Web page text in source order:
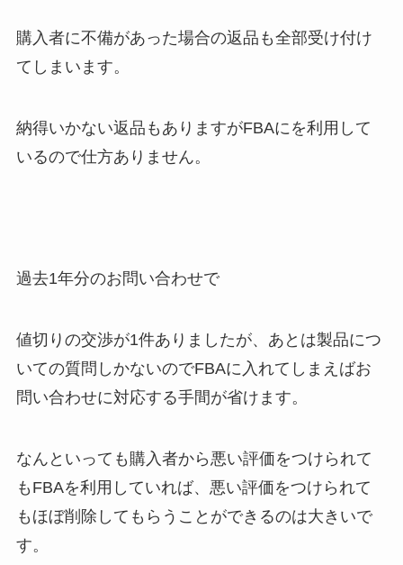
購入者に不備があった場合の返品も全部受け付け
てしまいます。
納得いかない返品もありますがFBAにを利用して
いるので仕方ありません。
過去1年分のお問い合わせで
値切りの交渉が1件ありましたが、あとは製品につ
いての質問しかないのでFBAに入れてしまえばお
問い合わせに対応する手間が省けます。
なんといっても購入者から悪い評価をつけられて
もFBAを利用していれば、悪い評価をつけられて
もほぼ削除してもらうことができるのは大きいで
す。